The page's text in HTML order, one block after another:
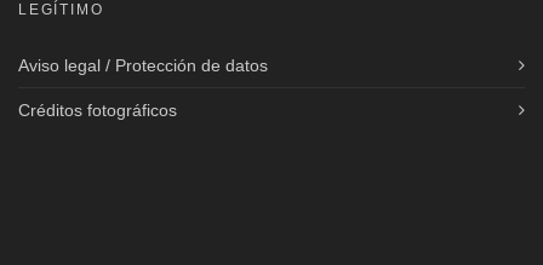
LEGÍTIMO
Aviso legal / Protección de datos
Créditos fotográficos